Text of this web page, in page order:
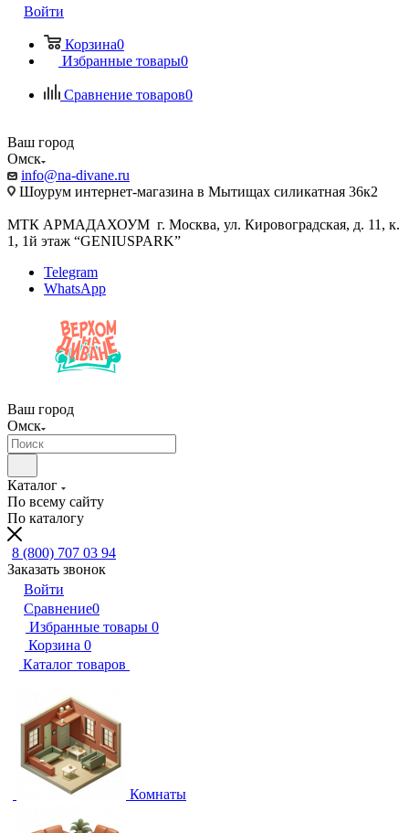
Войти
Корзина0
Избранные товары0
Сравнение товаров0
Ваш город
Омск
info@na-divane.ru
Шоурум интернет-магазина в Мытищах силикатная 36к2
МТК АРМАДАХОУМ г. Москва, ул. Кировоградская, д. 11, к.
1, 1й этаж “GENIUSPARK”
Telegram
WhatsApp
Ваш город
Омск
Каталог
По всему сайту
По каталогу
8 (800) 707 03 94
Заказать звонок
Войти
Сравнение0
Избранные товары 0
Корзина 0
Каталог товаров
Комнаты